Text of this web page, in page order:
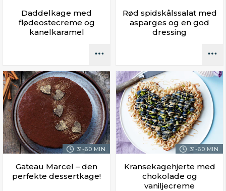
Daddelkage med
flødeostecreme og
kanelkaramel
Rød spidskålssalat med
asparges og en god
dressing
31-60 MIN.
Gateau Marcel – den
perfekte dessertkage!
31-60 MIN.
Kransekagehjerte med
chokolade og
vaniljecreme